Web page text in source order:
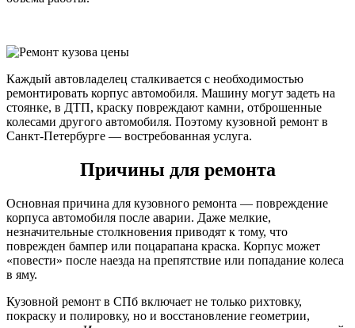
Каждый автовладелец сталкивается с необходимостью
ремонтировать корпус автомобиля. Машину могут задеть на
стоянке, в ДТП, краску повреждают камни, отброшенные
колесами другого автомобиля. Поэтому кузовной ремонт в
Санкт-Петербурге — востребованная услуга.
Причины для ремонта
Основная причина для кузовного ремонта — повреждение
корпуса автомобиля после аварии. Даже мелкие,
незначительные столкновения приводят к тому, что
поврежден бампер или поцарапана краска. Корпус может
«повести» после наезда на препятствие или попадание колеса
в яму.
Кузовной ремонт в СПб включает не только рихтовку,
покраску и полировку, но и восстановление геометрии,